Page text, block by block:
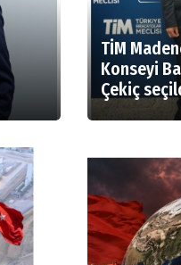
TİM
Konseyi
Çekiç